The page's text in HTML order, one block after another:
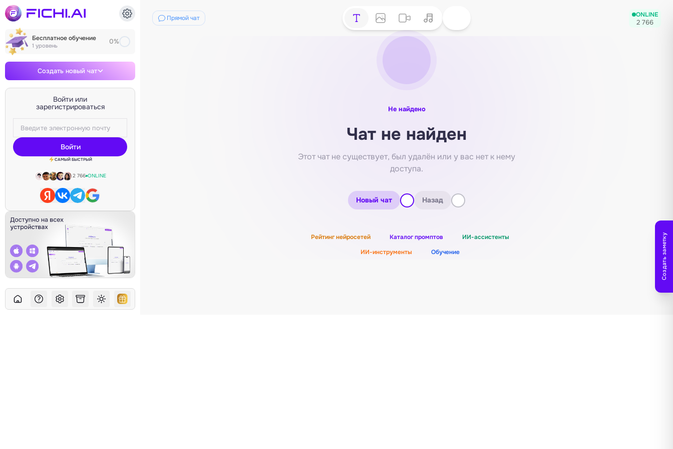
Бесплатное обучение
1 уровень 0%
Создать новый чат
Войти или
зарегистрироваться
Войти
САМЫЙ БЫСТРЫЙ
2 766 ONLINE
Прямой чат ONLINE
2 766
Не найдено
Чат не найден
Этот чат не существует, был удалён или у вас нет к нему
доступа.
Новый чат Назад
Рейтинг нейросетей Каталог промптов
ИИ-ассистенты
ИИ-инструменты
Обучение Создать заметку